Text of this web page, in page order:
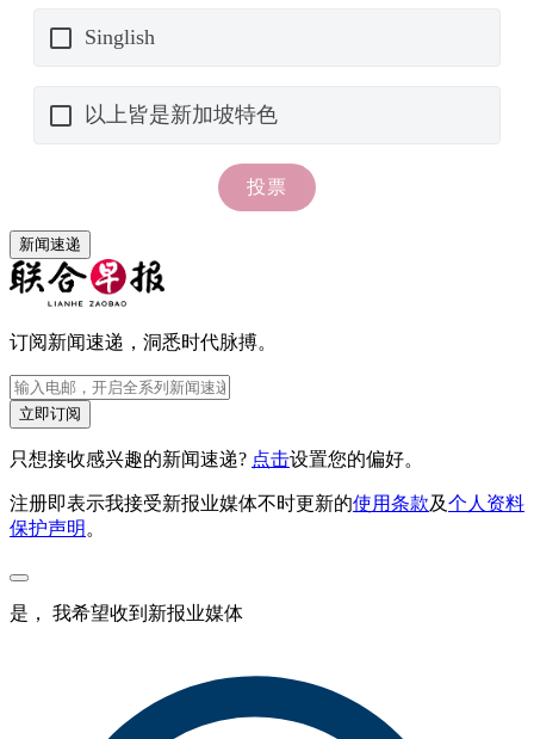
新闻速递
订阅新闻速递，洞悉时代脉搏。
立即订阅
只想接收感兴趣的新闻速递? 点击设置您的偏好。
注册即表示我接受新报业媒体不时更新的使用条款及个人资料
保护声明。
是， 我希望收到新报业媒体